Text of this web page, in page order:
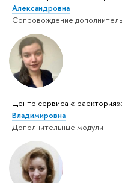
Александровна
Сопровождение
Центр сервиса
Владимировна
Дополнительные модули